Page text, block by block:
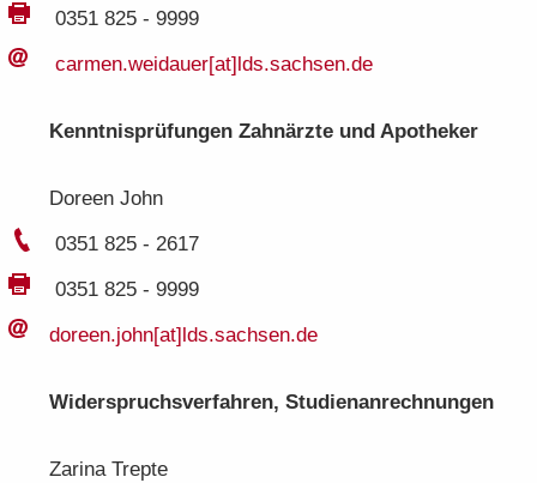
0351 825 - 9999
car­men.​weidauer[at]lds.​sachsen.​de
Kennt­nis­prü­fun­gen Zahn­ärz­te und Apo­the­ker
Do­reen John
0351 825 - 2617
0351 825 - 9999
do­reen.​john[at]lds.​sachsen.​de
Wi­der­spruchs­ver­fah­ren, Stu­di­en­an­rech­nun­gen
Za­ri­na Trep­te